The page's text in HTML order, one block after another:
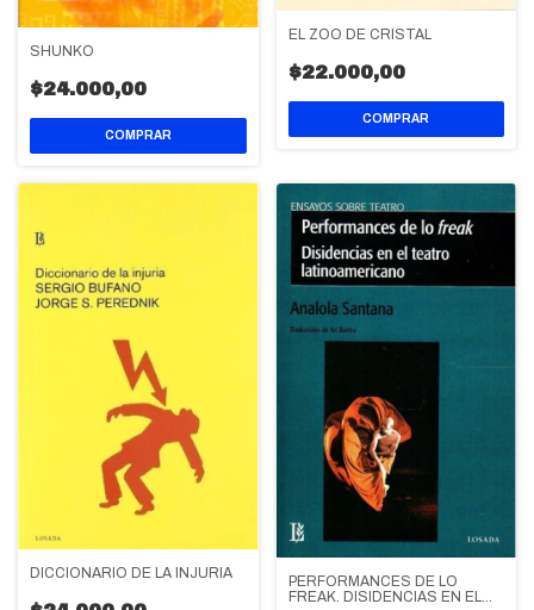
SHUNKO
$24.000,00
EL ZOO DE CRISTAL
$22.000,00
DICCIONARIO DE LA INJURIA
PERFORMANCES DE LO
FREAK. DISIDENCIAS EN EL